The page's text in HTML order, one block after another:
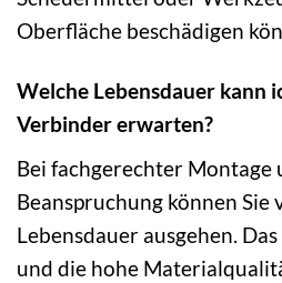
Oberfläche beschädigen
Welche Lebensdauer kann
Verbinder erwarten?
Bei fachgerechter Montage
Beanspruchung können Sie
Lebensdauer ausgehen.
und die hohe